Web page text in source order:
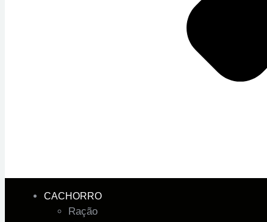
CACHORRO
Ração